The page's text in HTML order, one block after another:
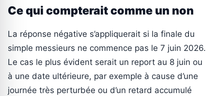
Ce qui compterait comme un non
La réponse négative s’appliquerait si la finale du
simple messieurs ne commence pas le 7 juin 2026.
Le cas le plus évident serait un report au 8 juin ou
à une date ultérieure, par exemple à cause d’une
journée très perturbée ou d’un retard accumulé